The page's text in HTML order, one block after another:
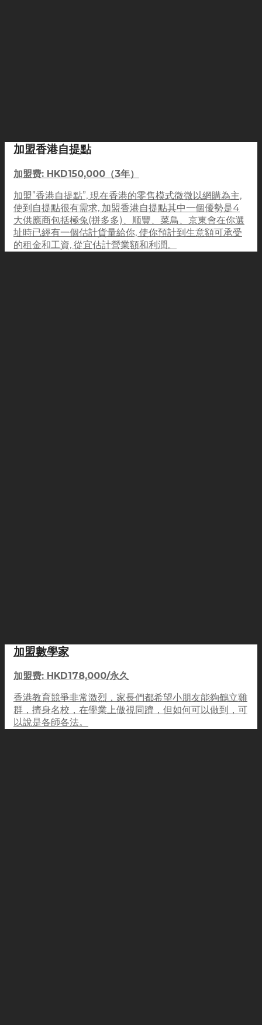
加盟香港自提點
加盟费: HKD150,000（3年）
加盟”香港自提點”, 現在香港的零售模式微微以網購為主,
使到自提點很有需求, 加盟香港自提點其中一個優勢是4
大供應商包括極兔(拼多多)、顺豐、菜鳥、京東會在你選
址時已經有一個估計貨量給你, 使你預計到生意額可承受
的租金和工資, 從宜估計營業額和利潤。
加盟數學家
加盟费: HKD178,000/永久
香港教育競爭非常激烈，家長們都希望小朋友能夠鶴立雞
群，擠身名校，在學業上傲視同躋，但如何可以做到，可
以說是各師各法。